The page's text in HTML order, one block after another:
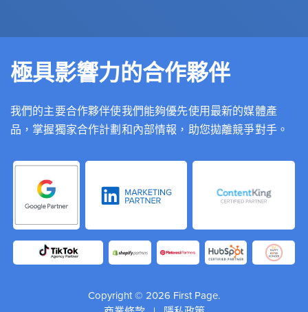
極具影響力的合作夥伴
我們的主要合作夥伴使我們能夠優先使用最新的媒體產
品，掌握獨家合作計劃和內部情報，助您拋離競爭對手。
Copyright © 2026 First Page.